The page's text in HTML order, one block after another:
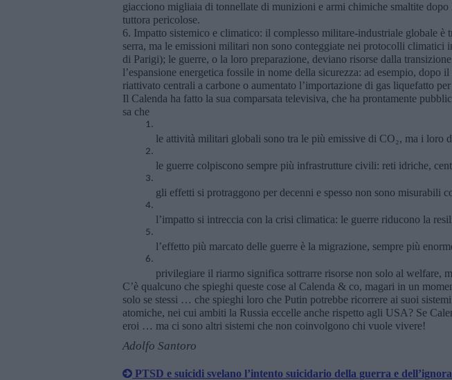
giacciono migliaia di tonnellate di munizioni e armi chimiche smaltite dopo
tuttora pericolose.
6. Impatto sistemico e climatico: il complesso militare-industriale globale è
serra, ma le emissioni militari non sono conteggiate nei protocolli climatici
di Parigi); le guerre, o la loro preparazione, deviano risorse dalla
l’espansione energetica fossile in nome della sicurezza: ad esempio, dopo
riattivato centrali a carbone o aumentato l’importazione di gas liquefatto
Il Calenda ha fatto la sua comparsata televisiva, che ha prontamente
sa che
le attività militari globali sono tra le più emissive di CO₂, ma i
le guerre colpiscono sempre più infrastrutture civili: reti idriche,
gli effetti si protraggono per decenni e spesso non sono misurabili
l’impatto si intreccia con la crisi climatica: le guerre riducono la
l’effetto più marcato delle guerre è la migrazione, sempre più
privilegiare il riarmo significa sottrarre risorse non solo al welfare,
C’è qualcuno che spieghi queste cose al Calenda & co, magari in un
solo se stessi … che spieghi loro che Putin potrebbe ricorrere ai suoi
atomiche, nei cui ambiti la Russia eccelle anche rispetto agli USA? Se
eroi … ma ci sono altri sistemi che non coinvolgono chi vuole vivere!
Adolfo Santoro
PTSD e suicidi svelano l’intento suicidario della guerra e